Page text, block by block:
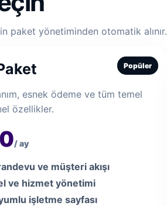
paket yönetiminden otomatik alınır.
Popüler
esnek ödeme ve tüm temel
özellikler.
/ ay
ve müşteri akışı
ve hizmet yönetimi
işletme sayfası